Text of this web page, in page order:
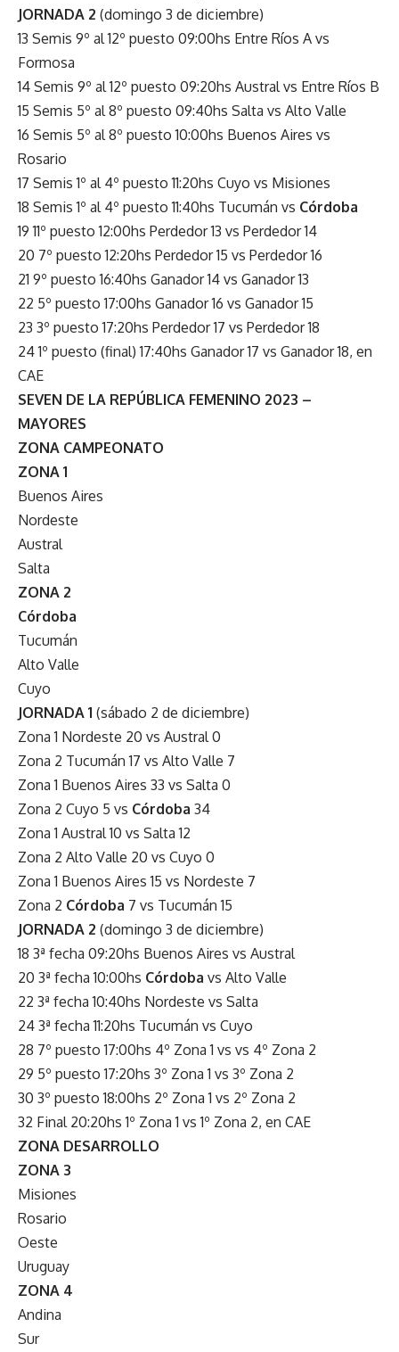
JORNADA 2 (domingo 3 de diciembre)
13 Semis 9º al 12º puesto 09:00hs Entre Ríos A vs
Formosa
14 Semis 9º al 12º puesto 09:20hs Austral vs Entre Ríos B
15 Semis 5º al 8º puesto 09:40hs Salta vs Alto Valle
16 Semis 5º al 8º puesto 10:00hs Buenos Aires vs
Rosario
17 Semis 1º al 4º puesto 11:20hs Cuyo vs Misiones
18 Semis 1º al 4º puesto 11:40hs Tucumán vs Córdoba
19 11º puesto 12:00hs Perdedor 13 vs Perdedor 14
20 7º puesto 12:20hs Perdedor 15 vs Perdedor 16
21 9º puesto 16:40hs Ganador 14 vs Ganador 13
22 5º puesto 17:00hs Ganador 16 vs Ganador 15
23 3º puesto 17:20hs Perdedor 17 vs Perdedor 18
24 1º puesto (final) 17:40hs Ganador 17 vs Ganador 18, en
CAE
SEVEN DE LA REPÚBLICA FEMENINO 2023 –
MAYORES
ZONA CAMPEONATO
ZONA 1
Buenos Aires
Nordeste
Austral
Salta
ZONA 2
Córdoba
Tucumán
Alto Valle
Cuyo
JORNADA 1 (sábado 2 de diciembre)
Zona 1 Nordeste 20 vs Austral 0
Zona 2 Tucumán 17 vs Alto Valle 7
Zona 1 Buenos Aires 33 vs Salta 0
Zona 2 Cuyo 5 vs Córdoba 34
Zona 1 Austral 10 vs Salta 12
Zona 2 Alto Valle 20 vs Cuyo 0
Zona 1 Buenos Aires 15 vs Nordeste 7
Zona 2 Córdoba 7 vs Tucumán 15
JORNADA 2 (domingo 3 de diciembre)
18 3ª fecha 09:20hs Buenos Aires vs Austral
20 3ª fecha 10:00hs Córdoba vs Alto Valle
22 3ª fecha 10:40hs Nordeste vs Salta
24 3ª fecha 11:20hs Tucumán vs Cuyo
28 7º puesto 17:00hs 4º Zona 1 vs vs 4º Zona 2
29 5º puesto 17:20hs 3º Zona 1 vs 3º Zona 2
30 3º puesto 18:00hs 2º Zona 1 vs 2º Zona 2
32 Final 20:20hs 1º Zona 1 vs 1º Zona 2, en CAE
ZONA DESARROLLO
ZONA 3
Misiones
Rosario
Oeste
Uruguay
ZONA 4
Andina
Sur